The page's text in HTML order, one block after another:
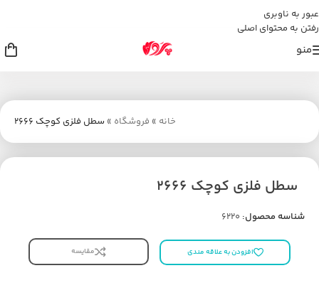
عبور به ناوبری
رفتن به محتوای اصلی
منو
خانه » فروشگاه » سطل فلزی کوچک 2666
سطل فلزی کوچک 2666
شناسه محصول: 6220
افزودن به علاقه مندی مقایسه